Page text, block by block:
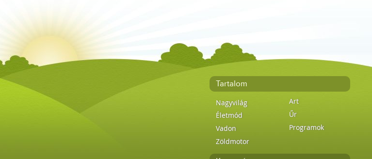
Tartalom
Nagyvilág
Életmód
Vadon
Zöldmotor
Art
Űr
Programok